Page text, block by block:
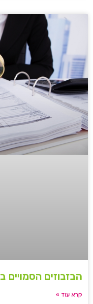
הבזבוזים
קרא עוד »